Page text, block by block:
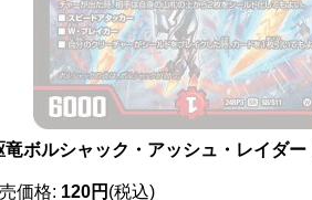
竜ボルシャック・アッシュ・レイダ
価格: 120円 (税込)